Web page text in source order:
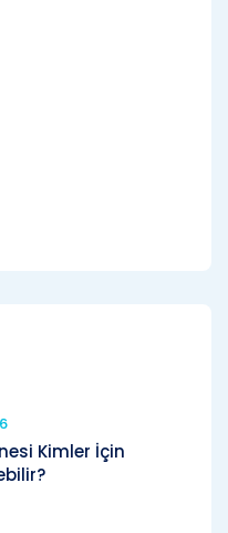
Kimler İçin